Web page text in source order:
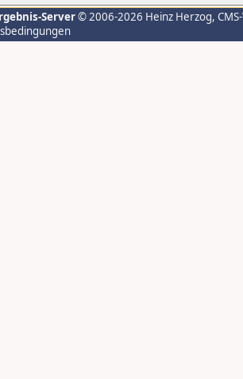
Server© 2006-2026 Heinz Herzog,